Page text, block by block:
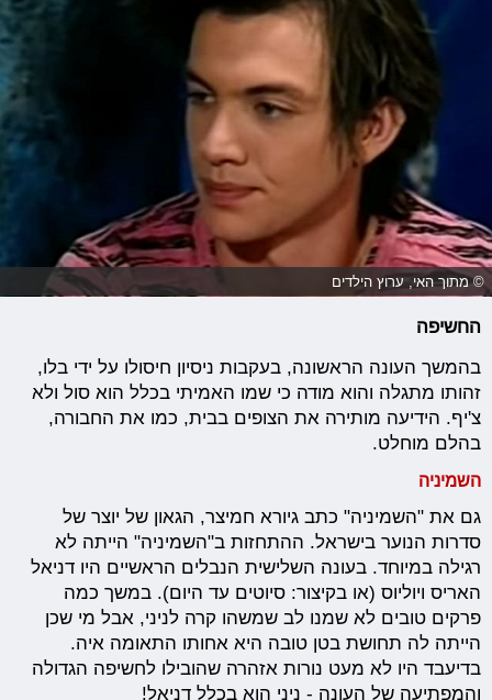
© מתוך האי, ערוץ הילדים
החשיפה
בהמשך העונה הראשונה, בעקבות ניסיון חיסולו על ידי בלו,
זהותו מתגלה והוא מודה כי שמו האמיתי בכלל הוא סול ולא
צ'יף. הידיעה מותירה את הצופים בבית, כמו את החבורה,
בהלם מוחלט.
השמיניה
גם את "השמיניה" כתב גיורא חמיצר, הגאון של יוצר של
סדרות הנוער בישראל. ההתחזות ב"השמיניה" הייתה לא
רגילה במיוחד. בעונה השלישית הנבלים הראשיים היו דניאל
האריס ויוליוס (או בקיצור: סיוטים עד היום). במשך כמה
פרקים טובים לא שמנו לב שמשהו קרה לניני, אבל מי שכן
הייתה לה תחושת בטן טובה היא אחותו התאומה איה.
בדיעבד היו לא מעט נורות אזהרה שהובילו לחשיפה הגדולה
והמפתיעה של העונה - ניני הוא בכלל דניאל!